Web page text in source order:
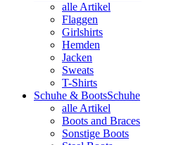
alle Artikel
Flaggen
Girlshirts
Hemden
Jacken
Sweats
T-Shirts
Schuhe & BootsSchuhe
alle Artikel
Boots and Braces
Sonstige Boots